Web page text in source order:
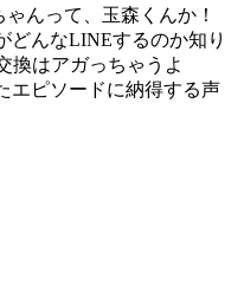
んって、玉森くんか！
どんなLINEするのか知り
換はアガっちゃうよ
エピソードに納得する声